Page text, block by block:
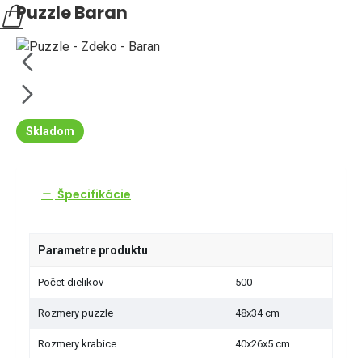
Puzzle Baran
Skladom
Špecifikácie
Parametre produktu
Počet dielikov 500
Rozmery puzzle 48x34 cm
Rozmery krabice 40x26x5 cm